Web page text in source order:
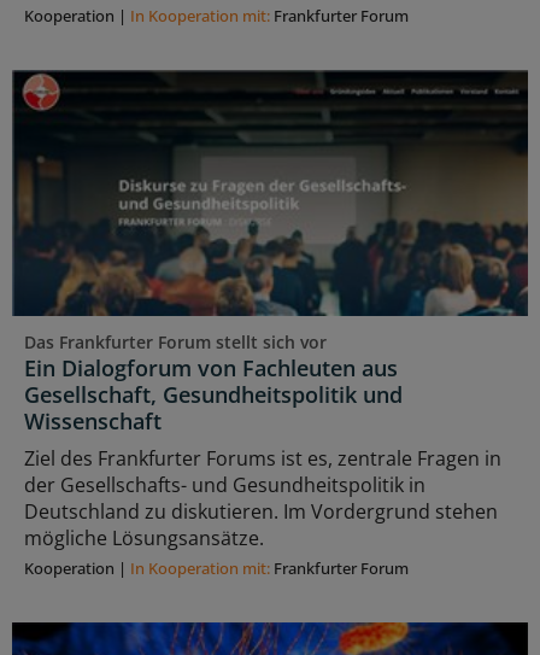
Kooperation | In Kooperation mit: Frankfurter Forum
Das Frankfurter Forum stellt sich vor
Ein Dialogforum von Fachleuten aus
Gesellschaft, Gesundheitspolitik und
Wissenschaft
Ziel des Frankfurter Forums ist es, zentrale Fragen in
der Gesellschafts- und Gesundheitspolitik in
Deutschland zu diskutieren. Im Vordergrund stehen
mögliche Lösungsansätze.
Kooperation | In Kooperation mit: Frankfurter Forum